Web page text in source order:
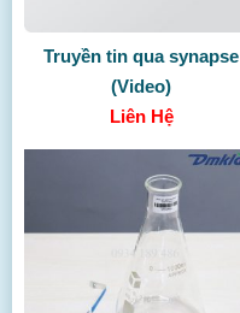
Truyền tin qua synapse
(Video)
Liên Hệ